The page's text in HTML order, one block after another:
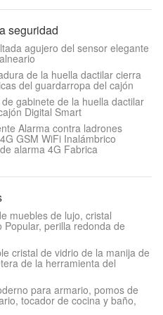
seguridad
agujero del sensor elegante
de la huella dactilar cierra
del guardarropa del cajón
gabinete de la huella dactilar
Digital Smart
Alarma contra ladrones
GSM WiFi Inalámbrico
alarma 4G Fabrica
muebles de lujo, cristal
perilla redonda de
cristal de vidrio de la manija de
de la herramienta del
para armario, pomos de
tocador de cocina y baño,